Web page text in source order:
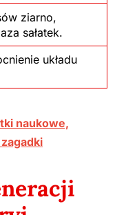
ziarno,
sałatek.
układu
naukowe,